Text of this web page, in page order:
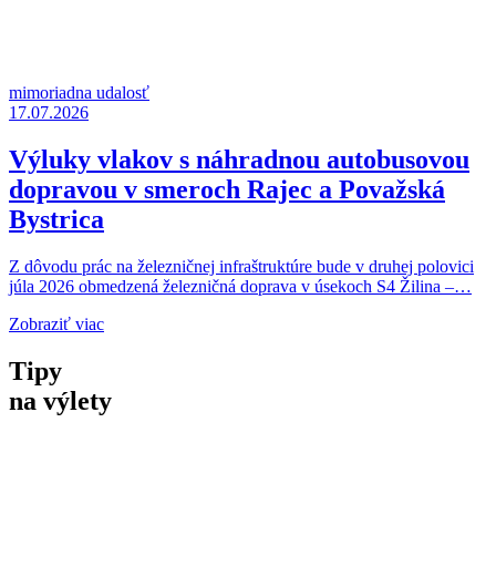
mimoriadna udalosť
17.07.2026
Výluky vlakov s náhradnou autobusovou
dopravou v smeroch Rajec a Považská
Bystrica
Z dôvodu prác na železničnej infraštruktúre bude v druhej polovici
júla 2026 obmedzená železničná doprava v úsekoch S4 Žilina –…
Zobraziť viac
Tipy
na výlety